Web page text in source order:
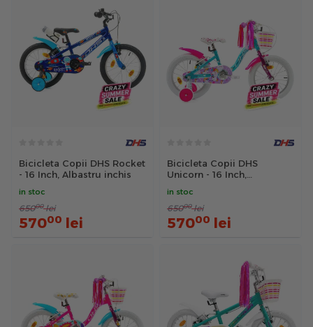
Bicicleta Copii DHS Rocket
- 16 Inch, Albastru inchis
in stoc
65000 lei
57000 lei
Bicicleta Copii DHS
Unicorn - 16 Inch,
in stoc
65000 lei
57000 lei